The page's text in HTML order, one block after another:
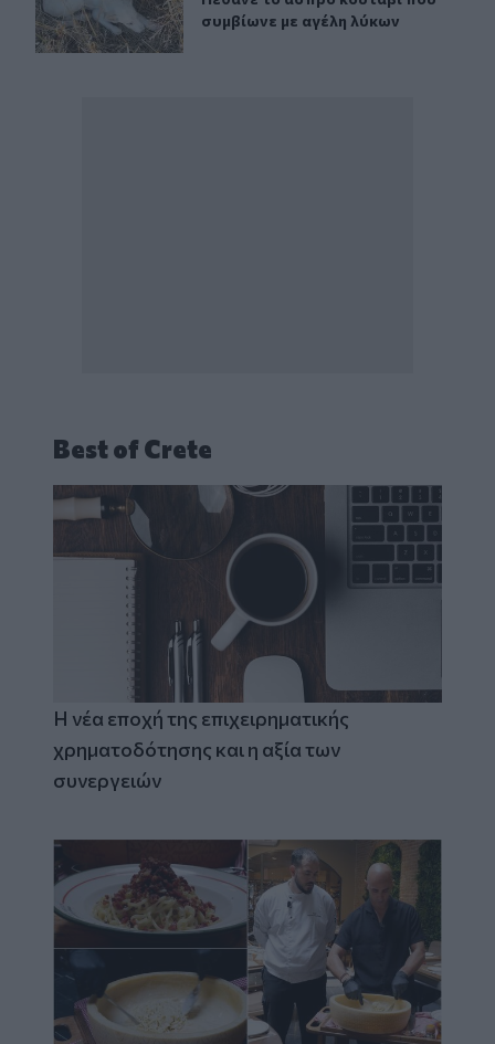
συμβίωνε με αγέλη λύκων
Best of Crete
Η νέα εποχή της επιχειρηματικής
χρηματοδότησης και η αξία των
συνεργειών